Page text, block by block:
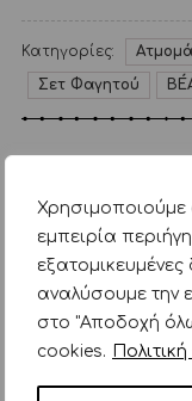
Χρησιμοποιούμε
εμπειρία
αναλύσουμε την
στο "Αποδοχή
cookies.
Κατηγορίες:
Σετ Φαγητού